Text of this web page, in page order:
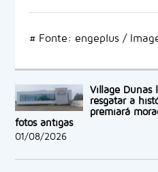
# Fonte: engeplus /
Village Dunas
resgatar a
premiará
fotos antigas
01/08/2026